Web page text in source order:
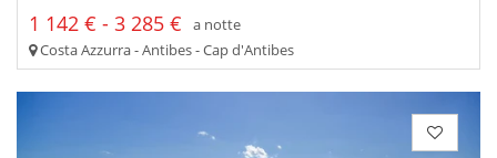
1 142 € - 3 285 €
a notte
Costa Azzurra - Antibes - Cap d'Antibes